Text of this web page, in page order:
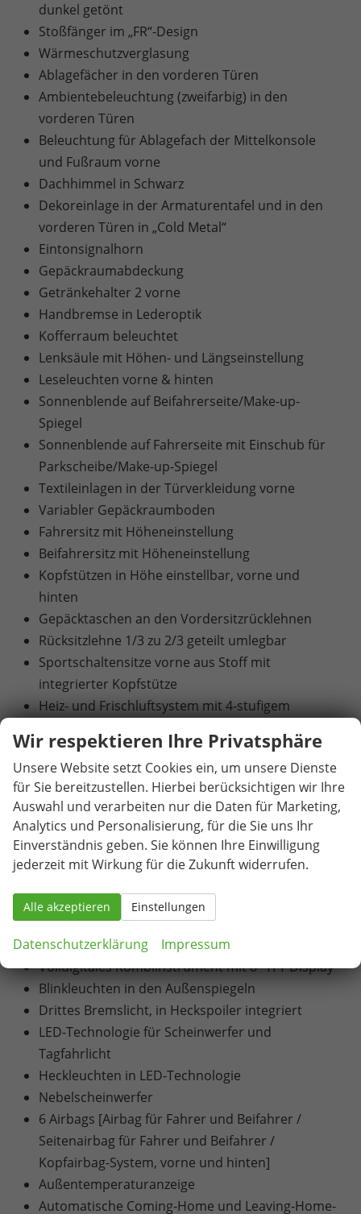
dunkel getönt
Stoßfänger im „FR“-Design
Wärmeschutzverglasung
Ablagefächer in den vorderen Türen
Ambientebeleuchtung (zweifarbig) in den
vorderen Türen
Beleuchtung für Ablagefach der Mittelkonsole
und Fußraum vorne
Dachhimmel in Schwarz
Dekoreinlage in der Armaturentafel und in den
vorderen Türen in „Cold Metal“
Eintonsignalhorn
Gepäckraumabdeckung
Getränkehalter 2 vorne
Handbremse in Lederoptik
Kofferraum beleuchtet
Lenksäule mit Höhen- und Längseinstellung
Leseleuchten vorne & hinten
Sonnenblende auf Beifahrerseite/Make-up-
Spiegel
Sonnenblende auf Fahrerseite mit Einschub für
Parkscheibe/Make-up-Spiegel
Textileinlagen in der Türverkleidung vorne
Variabler Gepäckraumboden
Fahrersitz mit Höheneinstellung
Beifahrersitz mit Höheneinstellung
Kopfstützen in Höhe einstellbar, vorne und
hinten
Gepäcktaschen an den Vordersitzrücklehnen
Rücksitzlehne 1/3 zu 2/3 geteilt umlegbar
Sportschaltensitze vorne aus Stoff mit
integrierter Kopfstütze
Heiz- und Frischluftsystem mit 4-stufigem
2-Zonen-Climatronic (Klimaanlage mit
elektronischer Temperaturregelung)
Pollenfilter
6 Lautsprecher
Infotainmentsystem mit 8,25" Display [USB-C-
Schnittstelle / Bluetooth-Schnittstelle mit
Streaming / Vorbereitet für die Aktivierung von
SEAT CONNECT mit kostenloser Vertragslaufzeit
von 10 Jahren]
Volldigitales Kombiinstrument mit 8" TFT Display
Blinkleuchten in den Außenspiegeln
Drittes Bremslicht, in Heckspoiler integriert
LED-Technologie für Scheinwerfer und
Tagfahrlicht
Heckleuchten in LED-Technologie
Nebelscheinwerfer
6 Airbags [Airbag für Fahrer und Beifahrer /
Seitenairbag für Fahrer und Beifahrer /
Kopfairbag-System, vorne und hinten]
Außentemperaturanzeige
Automatische Coming-Home und Leaving-Home-
Wir respektieren Ihre Privatsphäre
Unsere Website setzt Cookies ein, um unsere Dienste
für Sie bereitzustellen. Hierbei berücksichtigen wir Ihre
Auswahl und verarbeiten nur die Daten für Marketing,
Analytics und Personalisierung, für die Sie uns Ihr
Einverständnis geben. Sie können Ihre Einwilligung
jederzeit mit Wirkung für die Zukunft widerrufen.
Alle akzeptieren Einstellungen
Datenschutzerklärung Impressum